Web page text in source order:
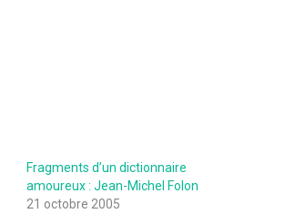
Fragments d’un dictionnaire
amoureux : Jean-Michel Folon
21 octobre 2005